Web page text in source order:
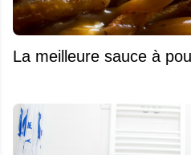
La meilleure sauce à